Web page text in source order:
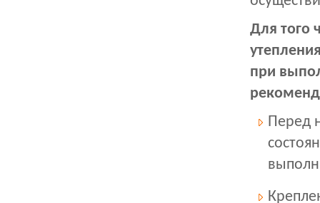
Для того
при
Перед